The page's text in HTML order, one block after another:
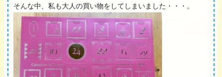
そんな中、私も大人の買い物をしてしまいました・・・。